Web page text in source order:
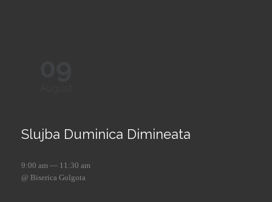
Slujba Duminica Dimineata
9:00 am — 11:30 am
@ Biserica Golgota